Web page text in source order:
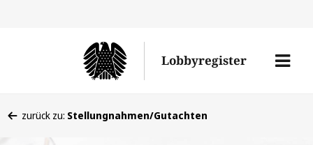
Lobbyregister
Menü
befinden
zurück zu: Stellungnahmen/Gutachten